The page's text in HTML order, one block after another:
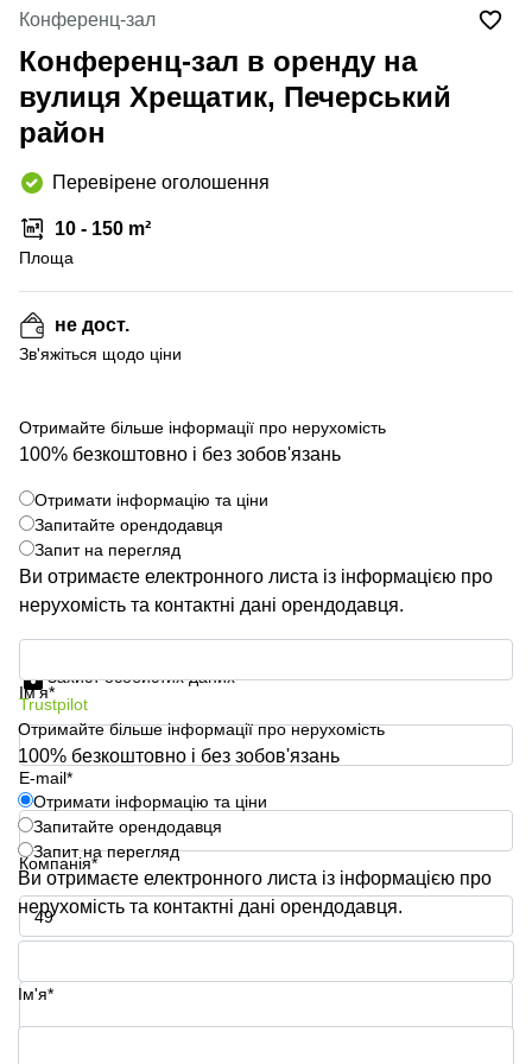
Конференц-зал
Конференц-зал в оренду на
вулиця Хрещатик, Печерський
район
Перевірене оголошення
10 - 150 m²
Площа
не дост.
Зв'яжіться щодо ціни
Отримайте більше інформації про нерухомість
100% безкоштовно і без зобов'язань
Отримати інформацію та ціни
Запитайте орендодавця
Запит на перегляд
Ви отримаєте електронного листа із інформацією про
нерухомість та контактні дані орендодавця.
Ім'я*
E-mail*
Компанія*
Номер телефону*
Захист особистих даних
Trustpilot
Отримайте більше інформації про нерухомість
100% безкоштовно і без зобов'язань
Отримати інформацію та ціни
Запитайте орендодавця
Запит на перегляд
Ви отримаєте електронного листа із інформацією про
нерухомість та контактні дані орендодавця.
Ім'я*